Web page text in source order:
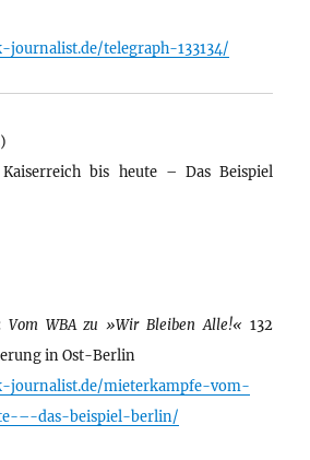
telegraph-133134/
bis heute – Das Beispiel
Vom WBA zu »Wir Bleiben Alle!« 132
in Ost-Berlin
journalist.de/mieterkampfe-vom-
–-das-beispiel-berlin/